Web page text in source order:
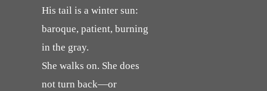
His tail is a winter sun:
baroque, patient, burning
in the gray.
She walks on. She does
not turn back—or